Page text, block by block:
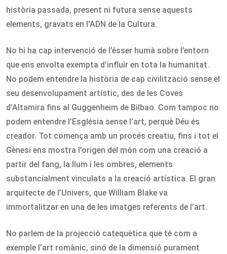
història passada, present ni futura sense aquests
elements, gravats en l’ADN de la Cultura.
No hi ha cap intervenció de l’ésser humà sobre l’entorn
que ens envolta exempta d’influir en tota la humanitat.
No podem entendre la història de cap civilització sense el
seu desenvolupament artístic, des de les Coves
d’Altamira fins al Guggenheim de Bilbao. Com tampoc no
podem entendre l’Església sense l’art, perquè Déu és
creador. Tot comença amb un procés creatiu, fins i tot el
Gènesi ens mostra l’origen del món com una creació a
partir del fang, la llum i les ombres, elements
substancialment vinculats a la creació artística. El gran
arquitecte de l’Univers, que William Blake va
immortalitzar en una de les imatges referents de l’art.
No parlem de la projecció catequètica que té com a
exemple l’art romànic, sinó de la dimensió purament